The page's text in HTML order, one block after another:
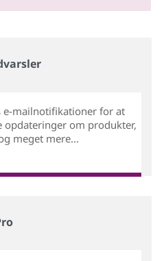
e-mailnotifikationer for at
om produkter,
meget mere...